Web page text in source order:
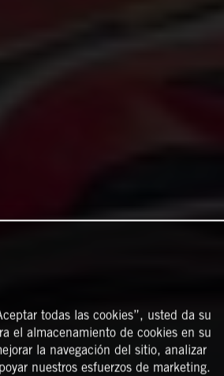
todas las cookies”, usted da su
el almacenamiento de cookies en su
la navegación del sitio, analizar
nuestros esfuerzos de marketing.